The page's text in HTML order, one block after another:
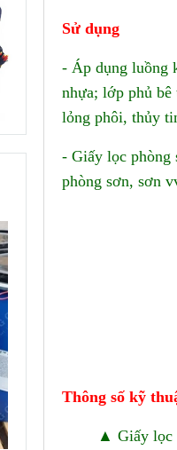
Sử dụng
- Áp dụng luồng
nhựa; lớp phủ
lỏng phôi, thủy
- Giấy lọc phòng
phòng sơn, sơn
Thông số kỹ
▲ Giấy lọc